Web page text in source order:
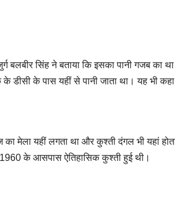
बलबीर सिंह ने बताया कि इसका पानी गजब का
डीसी के पास यहीं से पानी जाता था। यह भी
मेला यहीं लगता था और कुश्ती दंगल भी यहां
के आसपास ऐतिहासिक कुश्ती हुई थी।